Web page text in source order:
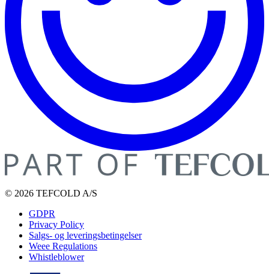
© 2026 TEFCOLD A/S
GDPR
Privacy Policy
Salgs- og leveringsbetingelser
Weee Regulations
Whistleblower